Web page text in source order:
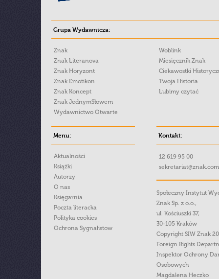
Grupa Wydawnicza:
Znak
Znak Literanova
Znak Horyzont
Znak Emotikon
Znak Koncept
Znak JednymSłowem
Wydawnictwo Otwarte
Woblink
Miesięcznik Znak
Ciekawostki
Twoja Historia
Lubimy czytać
Menu:
Aktualności
Książki
Autorzy
O nas
Księgarnia
Poczta literacka
Polityka cookies
Ochrona Sygnalistow
Kontakt:
12 619 95 00
Społeczny Instytut
Znak Sp. z o.o.,
ul. Kościuszki 37,
30-105 Kraków
Copyright SIW Znak
Foreign Rights
Inspektor Ochrony
Osobowych
Magdalena Heczko